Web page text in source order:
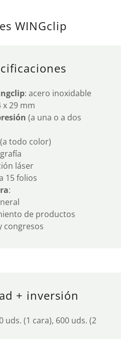
WINGclip
: acero inoxidable
x 29 mm
(a una o a dos
todo color)
láser
15 folios
:
de productos
congresos
+ inversión
uds. (1 cara), 600 uds. (2